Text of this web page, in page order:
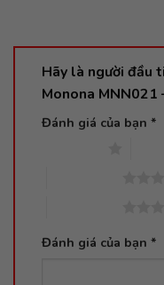
Hãy là người đầu
Monona MNN021
Đánh giá của bạn *
Đánh giá của bạn *